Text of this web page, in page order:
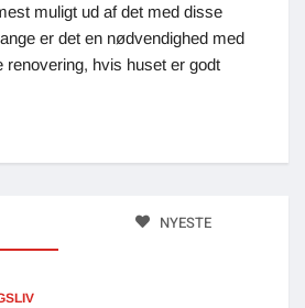
muligt ud af det med disse
er det en nødvendighed med
renovering, hvis huset er godt
NYESTE